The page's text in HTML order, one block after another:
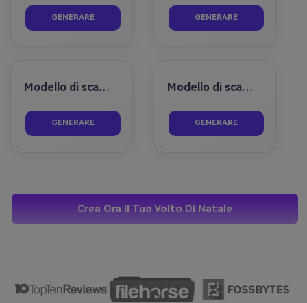
prima dopo
GENERARE prima dopo
GENERARE
Modello di scambio faccia 07
prima dopo
GENERARE
Modello di scambio faccia 08
prima dopo
GENERARE
Crea Ora Il Tuo Volto Di Natale